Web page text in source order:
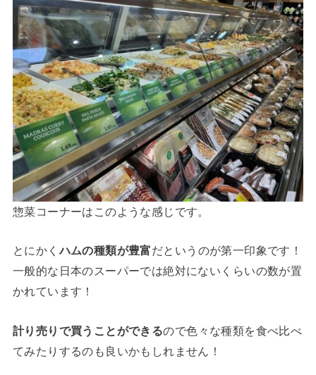
惣菜コーナーはこのような感じです。
とにかくハムの種類が豊富だというのが第一印象です！
一般的な日本のスーパーでは絶対にないくらいの数が置
かれています！
計り売りで買うことができるので色々な種類を食べ比べ
てみたりするのも良いかもしれません！